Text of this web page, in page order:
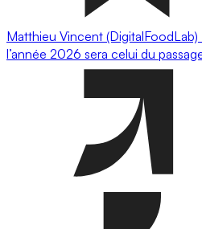
Matthieu Vincent
l’année 2026 sera celui du